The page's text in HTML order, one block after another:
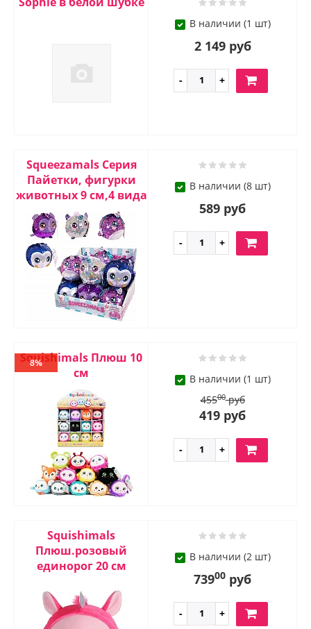
В наличии (1 шт)
2 149 руб
Squeezamals Серия
Пайетки, фигурки
животных 9 см,4 вида
В наличии (8 шт)
589 руб
Squishimals Плюш 10
см
8%
В наличии (1 шт)
45500руб
419 руб
Squishimals
Плюш.розовый
единорог 20 см
В наличии (2 шт)
73900 руб